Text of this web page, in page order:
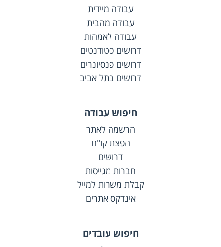
עבודה מיידית
עבודה מהבית
עבודה לאמהות
דרושים סטודנטים
דרושים פנסיונרים
דרושים בתל אביב
חיפוש עבודה
הרשמה לאתר
הפצת קו"ח
דרושים
חברות מגייסות
קבלת משרות למייל
אינדקס אתרים
חיפוש עובדים